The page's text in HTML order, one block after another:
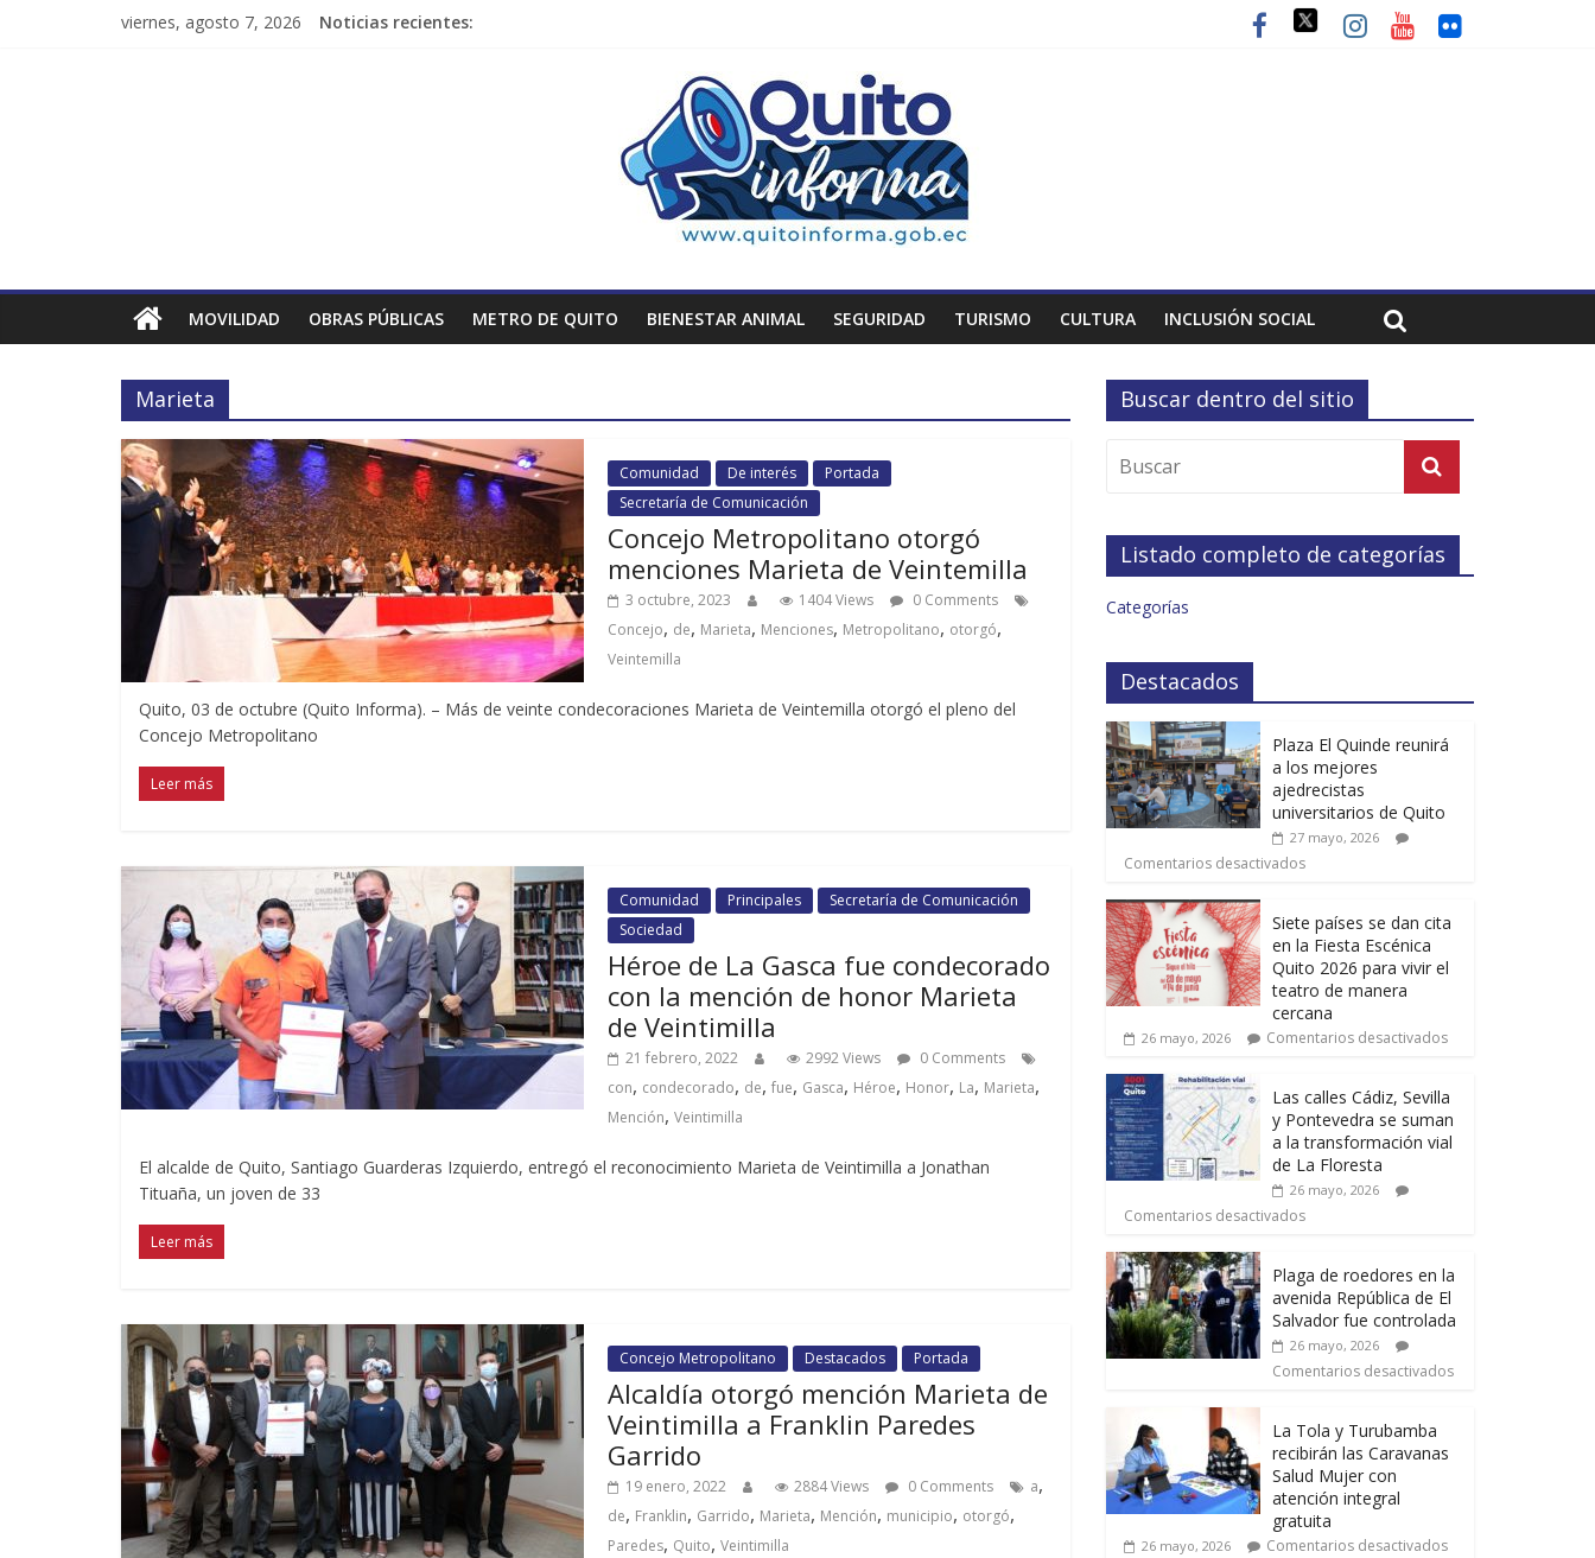
viernes, agosto 7, 2026 Noticias recientes:
MOVILIDAD OBRAS PÚBLICAS METRO DE QUITO BIENESTAR ANIMAL SEGURIDAD TURISMO CULTURA INCLUSIÓN SOCIAL
Marieta
Comunidad De interés
Portada
Secretaría de Comunicación
Concejo Metropolitano otorgó
menciones Marieta de Veintemilla
3 octubre, 2023 1404 Views
0 Comments
Concejo, de, Marieta, Menciones, Metropolitano, otorgó,
Veintemilla
Quito, 03 de octubre (Quito Informa). – Más de veinte condecoraciones Marieta de Veintemilla otorgó el pleno del
Concejo Metropolitano
Leer más
Comunidad Principales
Secretaría de Comunicación
Sociedad
Héroe de La Gasca fue condecorado
con la mención de honor Marieta
de Veintimilla
21 febrero, 2022 2992 Views
0 Comments
con, condecorado, de, fue, Gasca, Héroe, Honor, La, Marieta,
Mención, Veintimilla
El alcalde de Quito, Santiago Guarderas Izquierdo, entregó el reconocimiento Marieta de Veintimilla a Jonathan
Tituaña, un joven de 33
Leer más
Concejo Metropolitano Destacados Portada
Alcaldía otorgó mención Marieta de
Veintimilla a Franklin Paredes
Garrido
19 enero, 2022 2884 Views 0 Comments a,
de, Franklin, Garrido, Marieta, Mención, municipio, otorgó,
Paredes, Quito, Veintimilla
Buscar dentro del sitio
Listado completo de categorías
Categorías
Destacados
Plaza El Quinde reunirá
a los mejores
ajedrecistas
universitarios de Quito
27 mayo, 2026
Comentarios desactivados
Siete países se dan cita
en la Fiesta Escénica
Quito 2026 para vivir el
teatro de manera
cercana
26 mayo, 2026 Comentarios desactivados
Las calles Cádiz, Sevilla
y Pontevedra se suman
a la transformación vial
de La Floresta
26 mayo, 2026
Comentarios desactivados
Plaga de roedores en la
avenida República de El
Salvador fue controlada
26 mayo, 2026
Comentarios desactivados
La Tola y Turubamba
recibirán las Caravanas
Salud Mujer con
atención integral
gratuita
26 mayo, 2026 Comentarios desactivados